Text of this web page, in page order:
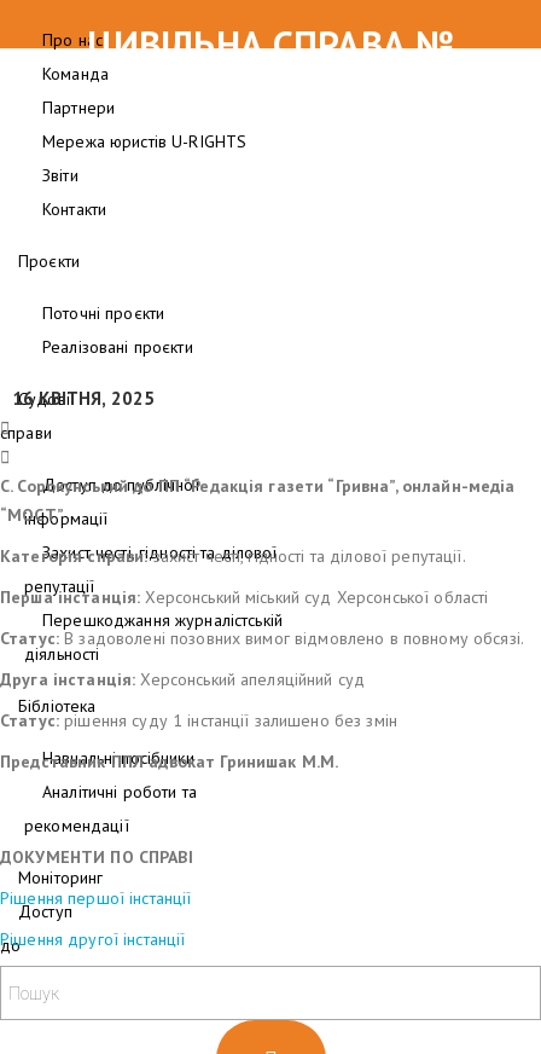
Про нас
Команда
Партнери
Мережа юристів U-RIGHTS
Звіти
Контакти
Проєкти
Поточні проєкти
Реалізовані проєкти
Судові
справи
Доступ до публічної
інформації
Захист честі, гідності та ділової
репутації
Перешкоджання журналістській
діяльності
Бібліотека
Навчальні посібники
Аналітичні роботи та
рекомендації
Моніторинг
Доступ
до
ЦИВІЛЬНА СПРАВА №
16 КВІТНЯ, 2025
С. Сорокунський до ПП “Редакція газети “Гривна”, онлайн-медіа
“МОСТ”
Категорія справи:захист честі, гідності та ділової репутації.
Перша інстанція:Херсонський міський суд Херсонської області
Статус:В задоволені позовних вимог відмовлено в повному обсязі.
Друга інстанція:Херсонський апеляційний суд
Статус:рішення суду 1 інстанції залишено без змін
Представник ППЛадвокат Гринишак М.М.
ДОКУМЕНТИ ПО СПРАВІ
Рішення першої інстанції
Рішення другої інстанції